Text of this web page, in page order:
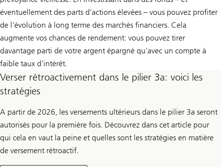
éventuellement des parts d’actions élevées – vous pouvez profiter
de l’évolution à long terme des marchés financiers. Cela
augmente vos chances de rendement: vous pouvez tirer
davantage parti de votre argent épargné qu’avec un compte à
faible taux d’intérêt.
Verser rétroactivement dans le pilier 3a: voici les
stratégies
A partir de 2026, les versements ultérieurs dans le pilier 3a seront
autorisés pour la première fois. Découvrez dans cet article pour
qui cela en vaut la peine et quelles sont les stratégies en matière
de versement rétroactif.